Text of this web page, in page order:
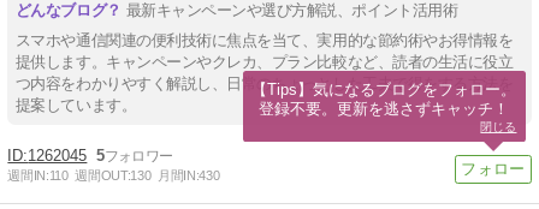
最新キャンペーンや選び方解説、ポイント活用術
スマホや通信関連の便利技術に焦点を当て、実用的な節約術やお得情報を
提供します。キャンペーンやクレカ、プラン比較など、読者の生活に役立
つ内容をわかりやすく解説し、日常のちょっとした工夫で得をする方法を
提案しています。
1262045 5
週間IN:110 週間OUT:130 月間IN:430
【Tips】気になるブログをフォロー。
登録不要。更新を逃さずキャッチ！
閉じる